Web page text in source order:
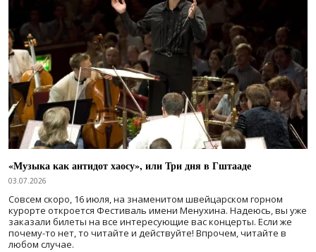
«Музыка как антидот хаосу», или Три дня в Гштааде
03.07.2026
Совсем скоро, 16 июля, на знаменитом швейцарском горном
курорте откроется Фестиваль имени Менухина. Надеюсь, вы уже
заказали билеты на все интересующие вас концерты. Если же
почему-то нет, то читайте и действуйте! Впрочем, читайте в
любом случае.